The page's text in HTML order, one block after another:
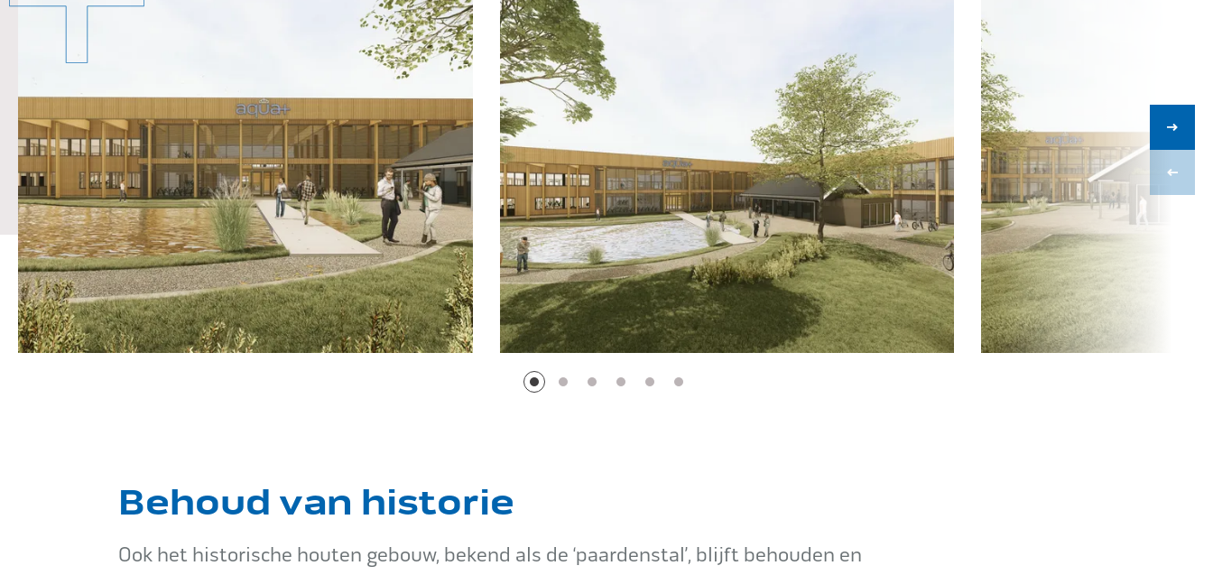
Behoud van historie
Ook het historische houten gebouw, bekend als de ‘paardenstal’, blijft behouden en